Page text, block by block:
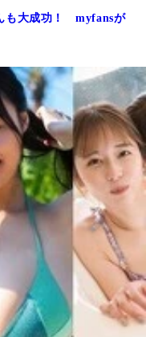
も大成功！ myfansが